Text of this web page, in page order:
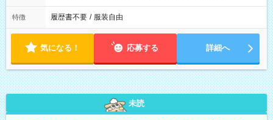
特徴 履歴書不要 / 服装自由
気になる！ 応募する 詳細へ
未読